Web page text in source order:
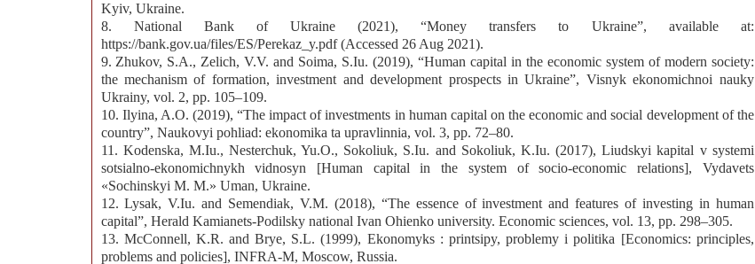
Kyiv, Ukraine.
8. National Bank of Ukraine (2021), “Money transfers to Ukraine”, available at:
https://bank.gov.ua/files/ES/Perekaz_y.pdf (Accessed 26 Aug 2021).
9. Zhukov, S.A., Zelich, V.V. and Soima, S.Iu. (2019), “Human capital in the economic system of modern society:
the mechanism of formation, investment and development prospects in Ukraine”, Visnyk ekonomichnoi nauky
Ukrainy, vol. 2, pp. 105–109.
10. Ilyina, A.O. (2019), “The impact of investments in human capital on the economic and social development of the
country”, Naukovyi pohliad: ekonomika ta upravlinnia, vol. 3, pp. 72–80.
11. Kodenska, M.Iu., Nesterchuk, Yu.O., Sokoliuk, S.Iu. and Sokoliuk, K.Iu. (2017), Liudskyi kapital v systemi
sotsialno-ekonomichnykh vidnosyn [Human capital in the system of socio-economic relations], Vydavets
«Sochinskyi M. M.» Uman, Ukraine.
12. Lysak, V.Iu. and Semendiak, V.M. (2018), “The essence of investment and features of investing in human
capital”, Herald Kamianets-Podilsky national Ivan Ohienko university. Economic sciences, vol. 13, pp. 298–305.
13. McConnell, K.R. and Brye, S.L. (1999), Ekonomyks : printsipy, problemy i politika [Economics: principles,
problems and policies], INFRA-M, Moscow, Russia.